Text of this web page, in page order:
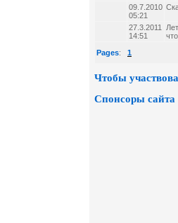
09.7.2010
05:21
27.3.2011
14:51
Pages: 1
Чтобы
Спонсоры сайта